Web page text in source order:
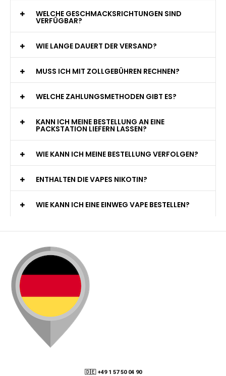
WELCHE GESCHMACKSRICHTUNGEN SIND
VERFÜGBAR?
WIE LANGE DAUERT DER VERSAND?
MUSS ICH MIT ZOLLGEBÜHREN RECHNEN?
WELCHE ZAHLUNGSMETHODEN GIBT ES?
KANN ICH MEINE BESTELLUNG AN EINE
PACKSTATION LIEFERN LASSEN?
WIE KANN ICH MEINE BESTELLUNG VERFOLGEN?
ENTHALTEN DIE VAPES NIKOTIN?
WIE KANN ICH EINE EINWEG VAPE BESTELLEN?
🇩🇪 +49 1 57 50 04 90